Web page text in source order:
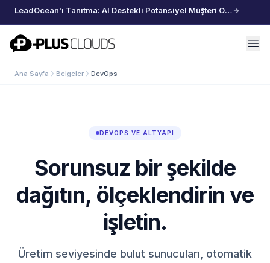
LeadOcean'ı Tanıtma: AI Destekli Potansiyel Müşteri Oluşturma, Özenle Seçilmiş Veriler, Zahmetsiz Büyüme
PlusClouds
Ana Sayfa Belgeler DevOps
DEVOPS VE ALTYAPI
Sorunsuz bir şekilde
dağıtın, ölçeklendirin ve
işletin.
Üretim seviyesinde bulut sunucuları, otomatik